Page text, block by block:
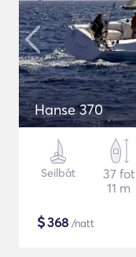
Hanse 370
Seilbåt
37 fot
11 m
$368 /natt